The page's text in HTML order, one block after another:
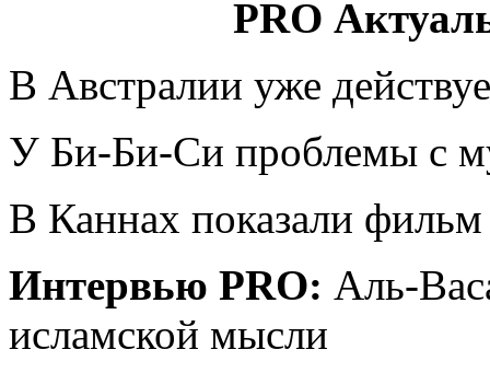
PRO
В Австралии уже
У Би-Би-Си проблемы с
В Каннах показали
Интервью PRO: Аль-
исламской мысли